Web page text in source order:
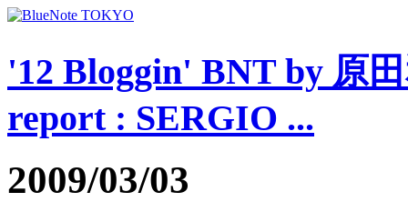
'12 Bloggin' BNT by 原
report : SERGIO ...
2009/03/03